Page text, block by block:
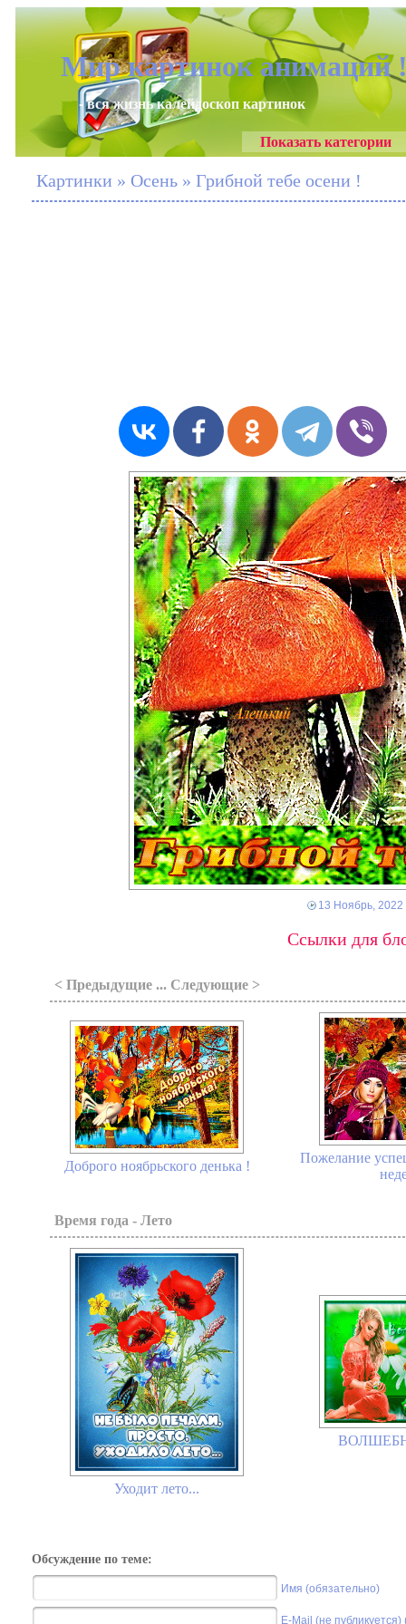
Мир картинок анимаций
- вся жизнь калейдоскоп картинок
Показать категории
Картинки » Осень » Грибной тебе осени !
13 Ноябрь, 2022
Ссылки для
< Предыдущие ... Следующие >
Доброго ноябрьского денька !
Пожелание
Время года - Лето
Уходит лето...
Обсуждение по теме:
Имя (обязательно)
E-Mail (не